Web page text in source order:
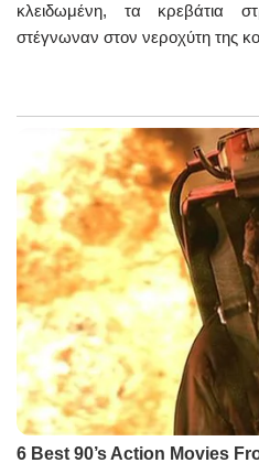
κλειδωμένη, τα κρεβάτια
στέγνωναν στον νεροχύτη της